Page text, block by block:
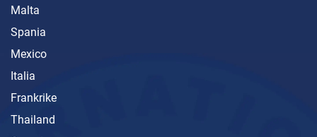
Malta
Spania
Mexico
Italia
Frankrike
Thailand